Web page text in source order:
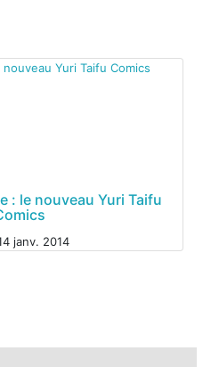
: le nouveau Yuri Taifu
janv. 2014